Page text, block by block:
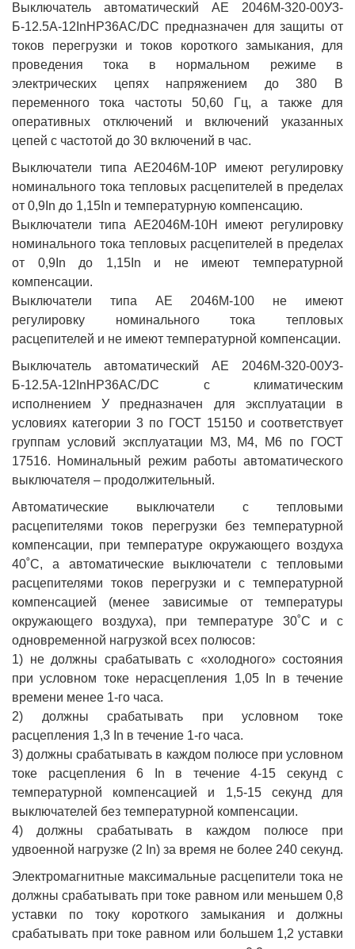
Выключатель автоматический АЕ 2046М-320-00У3-
Б-12.5А-12InНР36AC/DC предназначен для защиты от
токов перегрузки и токов короткого замыкания, для
проведения тока в нормальном режиме в
электрических цепях напряжением до 380 В
переменного тока частоты 50,60 Гц, а также для
оперативных отключений и включений указанных
цепей с частотой до 30 включений в час.
Выключатели типа АЕ2046М-10Р имеют регулировку
номинального тока тепловых расцепителей в пределах
от 0,9In до 1,15In и температурную компенсацию.
Выключатели типа АЕ2046М-10Н имеют регулировку
номинального тока тепловых расцепителей в пределах
от 0,9In до 1,15In и не имеют температурной
компенсации.
Выключатели типа АЕ 2046М-100 не имеют
регулировку номинального тока тепловых
расцепителей и не имеют температурной компенсации.
Выключатель автоматический АЕ 2046М-320-00У3-
Б-12.5А-12InНР36AC/DC с климатическим
исполнением У предназначен для эксплуатации в
условиях категории 3 по ГОСТ 15150 и соответствует
группам условий эксплуатации М3, М4, М6 по ГОСТ
17516. Номинальный режим работы автоматического
выключателя – продолжительный.
Автоматические выключатели с тепловыми
расцепителями токов перегрузки без температурной
компенсации, при температуре окружающего воздуха
40˚С, а автоматические выключатели с тепловыми
расцепителями токов перегрузки и с температурной
компенсацией (менее зависимые от температуры
окружающего воздуха), при температуре 30˚С и с
одновременной нагрузкой всех полюсов:
1) не должны срабатывать с «холодного» состояния
при условном токе нерасцепления 1,05 In в течение
времени менее 1-го часа.
2) должны срабатывать при условном токе
расцепления 1,3 In в течение 1-го часа.
3) должны срабатывать в каждом полюсе при условном
токе расцепления 6 In в течение 4-15 секунд с
температурной компенсацией и 1,5-15 секунд для
выключателей без температурной компенсации.
4) должны срабатывать в каждом полюсе при
удвоенной нагрузке (2 In) за время не более 240 секунд.
Электромагнитные максимальные расцепители тока не
должны срабатывать при токе равном или меньшем 0,8
уставки по току короткого замыкания и должны
срабатывать при токе равном или большем 1,2 уставки